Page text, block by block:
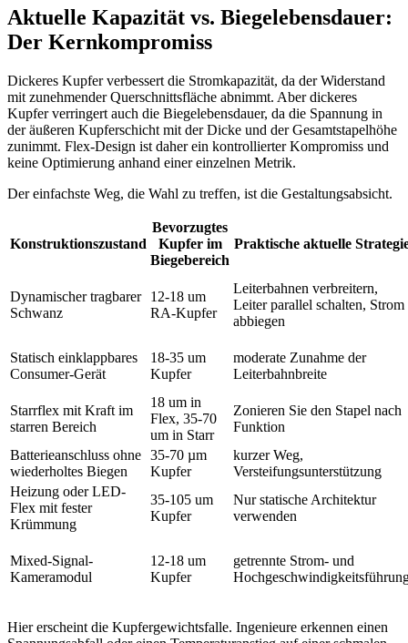
Aktuelle Kapazität vs. Biegelebensdauer:
Der Kernkompromiss
Dickeres Kupfer verbessert die Stromkapazität, da der Widerstand
mit zunehmender Querschnittsfläche abnimmt. Aber dickeres
Kupfer verringert auch die Biegelebensdauer, da die Spannung in
der äußeren Kupferschicht mit der Dicke und der Gesamtstapelhöhe
zunimmt. Flex-Design ist daher ein kontrollierter Kompromiss und
keine Optimierung anhand einer einzelnen Metrik.
Der einfachste Weg, die Wahl zu treffen, ist die Gestaltungsabsicht.
Konstruktionszustand
Bevorzugtes
Kupfer im
Biegebereich
Praktische aktuelle
Dynamischer tragbarer
Schwanz
12-18 um
RA-Kupfer
Leiterbahnen verbreitern,
Leiter parallel schalten, Strom
abbiegen
Statisch einklappbares
Consumer-Gerät
18-35 um
Kupfer
moderate Zunahme der
Leiterbahnbreite
Starrflex mit Kraft im
starren Bereich
18 um in
Flex, 35-70
um in Starr
Zonieren Sie den Stapel nach
Funktion
Batterieanschluss ohne
wiederholtes Biegen
35-70 µm
Kupfer
kurzer Weg,
Versteifungsunterstützung
Heizung oder LED-
Flex mit fester
Krümmung
35-105 um
Kupfer
Nur statische Architektur
verwenden
Mixed-Signal-
Kameramodul
12-18 um
Kupfer
getrennte Strom- und
Hier erscheint die Kupfergewichtsfalle. Ingenieure erkennen einen